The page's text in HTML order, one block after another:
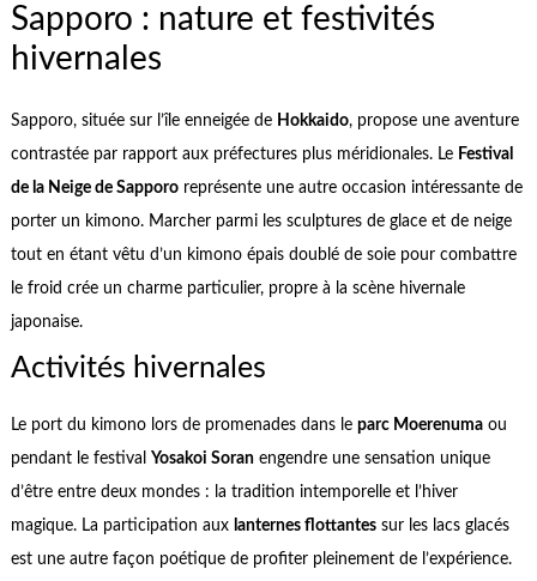
Sapporo : nature et festivités
hivernales
Sapporo, située sur l’île enneigée de Hokkaido, propose une aventure
contrastée par rapport aux préfectures plus méridionales. Le Festival
de la Neige de Sappororeprésente une autre occasion intéressante de
porter un kimono. Marcher parmi les sculptures de glace et de neige
tout en étant vêtu d’un kimono épais doublé de soie pour combattre
le froid crée un charme particulier, propre à la scène hivernale
japonaise.
Activités hivernales
Le port du kimono lors de promenades dans le parc Moerenumaou
pendant le festival Yosakoi Soranengendre une sensation unique
d’être entre deux mondes : la tradition intemporelle et l’hiver
magique. La participation aux lanternes flottantessur les lacs glacés
est une autre façon poétique de profiter pleinement de l’expérience.